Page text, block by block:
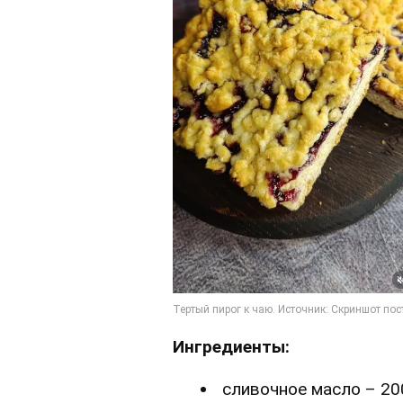
Ингредиенты:
сливочное масло –